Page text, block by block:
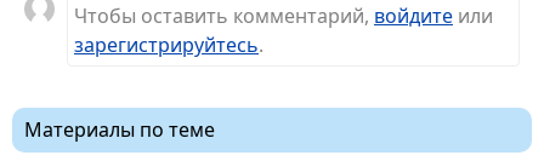
Чтобы оставить комментарий, войдите или
зарегистрируйтесь.
Материалы по теме